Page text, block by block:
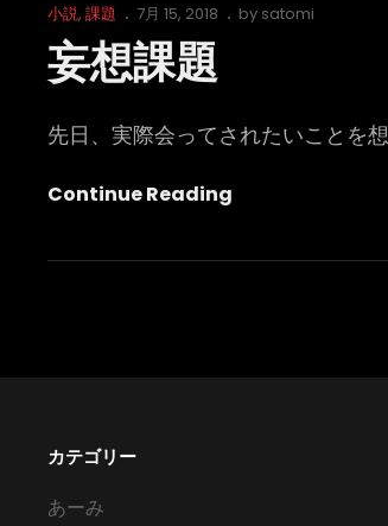
Cat
Links
小説, 課題
Posted
on
7月 15, 2018 by satomi
妄想課題
先日、実際会ってされたいことを
Continue Reading
課
カテゴリー
あーみ